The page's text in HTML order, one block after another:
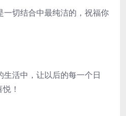
一切结合中最纯洁的，祝福你
活中，让以后的每一个日
！